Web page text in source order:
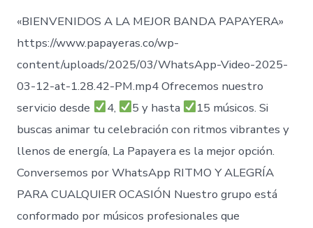
«BIENVENIDOS A LA MEJOR BANDA PAPAYERA»
https://www.papayeras.co/wp-
content/uploads/2025/03/WhatsApp-Video-2025-
03-12-at-1.28.42-PM.mp4 Ofrecemos nuestro
servicio desde
4, 5 y hasta
15 músicos. Si
buscas animar tu celebración con ritmos vibrantes y
llenos de energía, La Papayera es la mejor opción.
Conversemos por WhatsApp RITMO Y ALEGRÍA
PARA CUALQUIER OCASIÓN Nuestro grupo está
conformado por músicos profesionales que